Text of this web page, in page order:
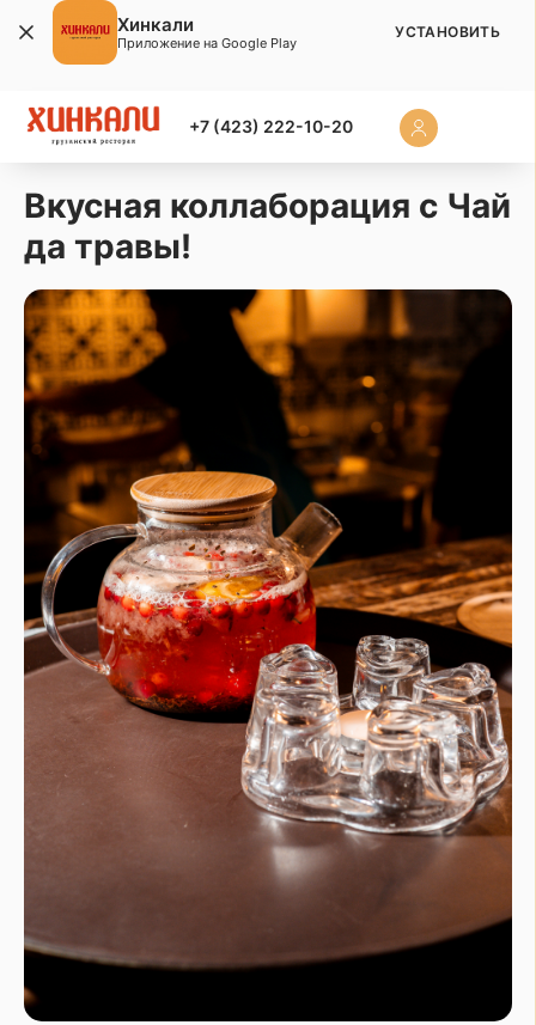
+7 (423) 222-10-20
Вкусная коллаборация с Чай
да травы!
Хинкали
Приложение на Google Play
УСТАНОВИТЬ